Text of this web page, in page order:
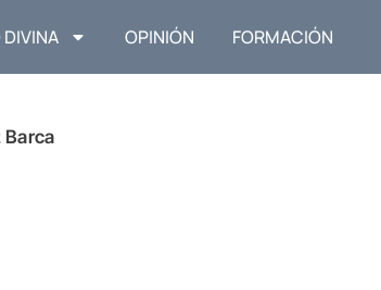
OPINIÓN FORMACIÓN
Barca